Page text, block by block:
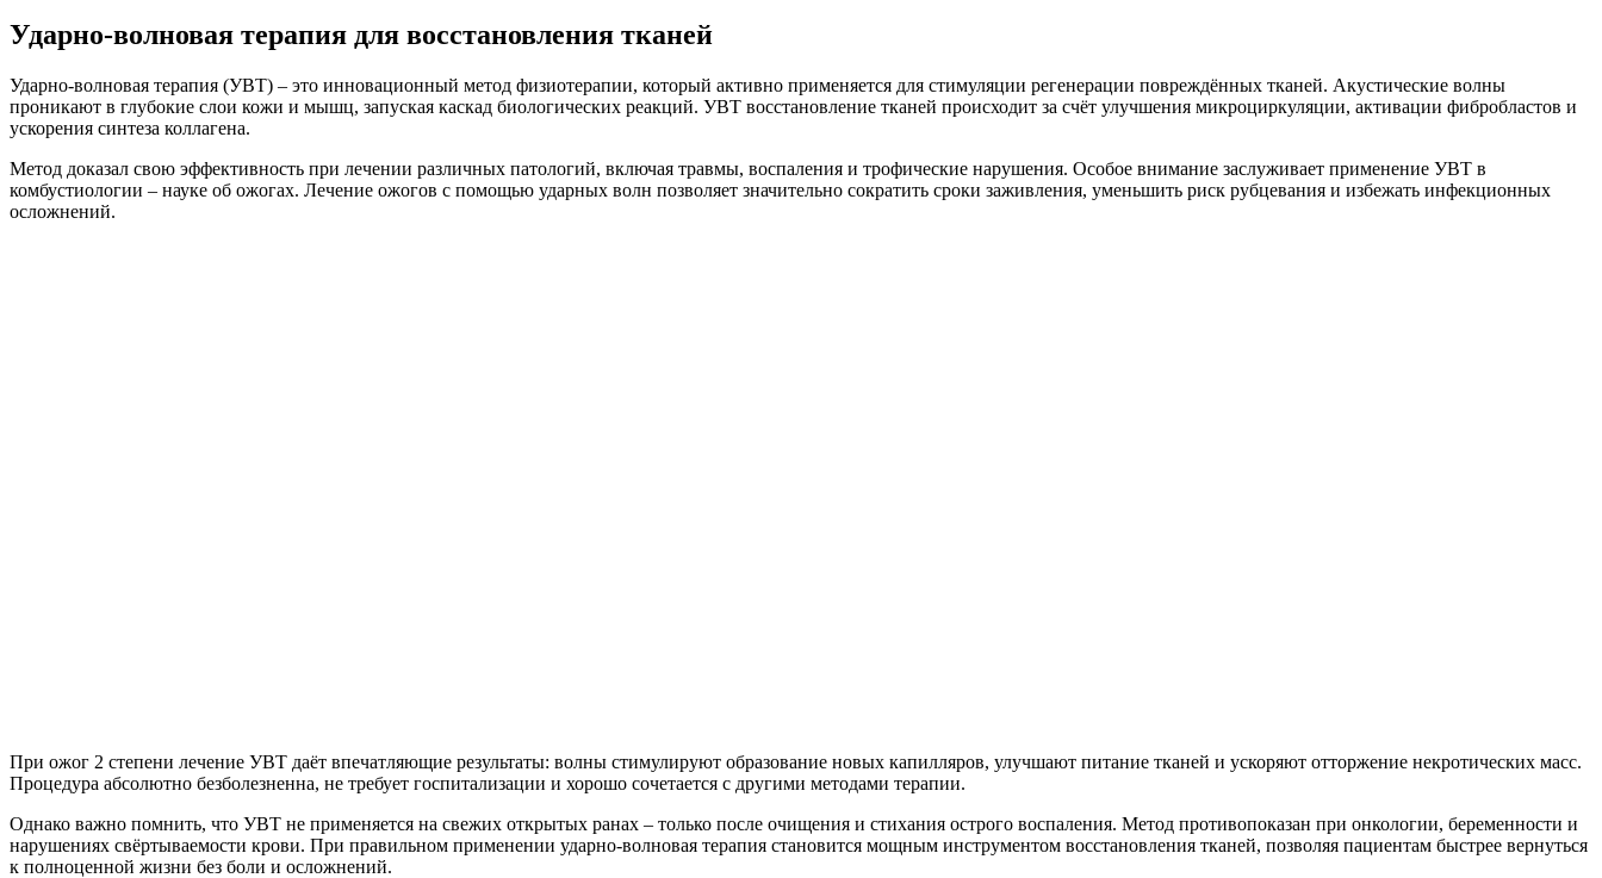
Ударно-волновая терапия для восстановления тканей
Ударно-волновая терапия (УВТ) – это инновационный метод физиотерапии, который активно применяется для стимуляции регенерации повреждённых тканей. Акустические волны
проникают в глубокие слои кожи и мышц, запуская каскад биологических реакций. УВТ восстановление тканей происходит за счёт улучшения микроциркуляции, активации фибробластов и
ускорения синтеза коллагена.
Метод доказал свою эффективность при лечении различных патологий, включая травмы, воспаления и трофические нарушения. Особое внимание заслуживает применение УВТ в
комбустиологии – науке об ожогах. Лечение ожогов с помощью ударных волн позволяет значительно сократить сроки заживления, уменьшить риск рубцевания и избежать инфекционных
осложнений.
При ожог 2 степени лечение УВТ даёт впечатляющие результаты: волны стимулируют образование новых капилляров, улучшают питание тканей и ускоряют отторжение некротических масс.
Процедура абсолютно безболезненна, не требует госпитализации и хорошо сочетается с другими методами терапии.
Однако важно помнить, что УВТ не применяется на свежих открытых ранах – только после очищения и стихания острого воспаления. Метод противопоказан при онкологии, беременности и
нарушениях свёртываемости крови. При правильном применении ударно-волновая терапия становится мощным инструментом восстановления тканей, позволяя пациентам быстрее вернуться
к полноценной жизни без боли и осложнений.